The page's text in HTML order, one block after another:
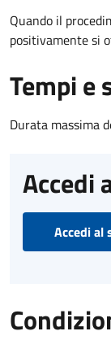
Quando il
positivamente si
Tempi e
Durata massima
Accedi
Accedi al